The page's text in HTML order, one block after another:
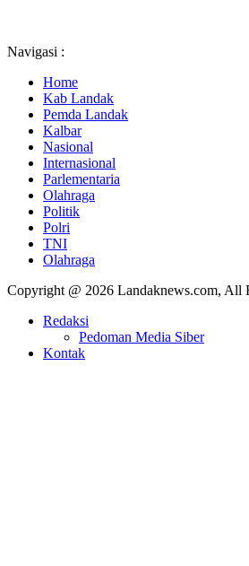
Navigasi :
Home
Kab Landak
Pemda Landak
Kalbar
Nasional
Internasional
Parlementaria
Olahraga
Politik
Polri
TNI
Olahraga
Copyright @ 2026 Landaknews.com, All
Redaksi
Pedoman Media Siber
Kontak